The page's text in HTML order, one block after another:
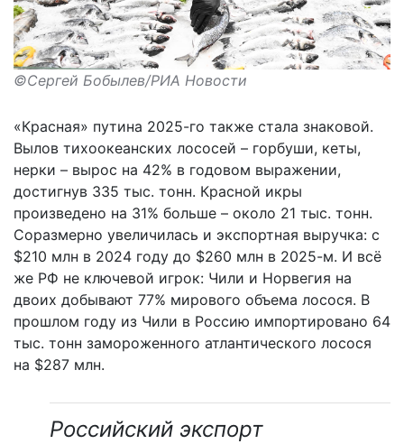
©Сергей Бобылев/РИА Новости
«Красная» путина 2025-го также стала знаковой.
Вылов тихоокеанских лососей – горбуши, кеты,
нерки – вырос на 42% в годовом выражении,
достигнув 335 тыс. тонн. Красной икры
произведено на 31% больше – около 21 тыс. тонн.
Соразмерно увеличилась и экспортная выручка: с
$210 млн в 2024 году до $260 млн в 2025-м. И всё
же РФ не ключевой игрок: Чили и Норвегия на
двоих добывают 77% мирового объема лосося. В
прошлом году из Чили в Россию импортировано 64
тыс. тонн замороженного атлантического лосося
на $287 млн.
Российский экспорт